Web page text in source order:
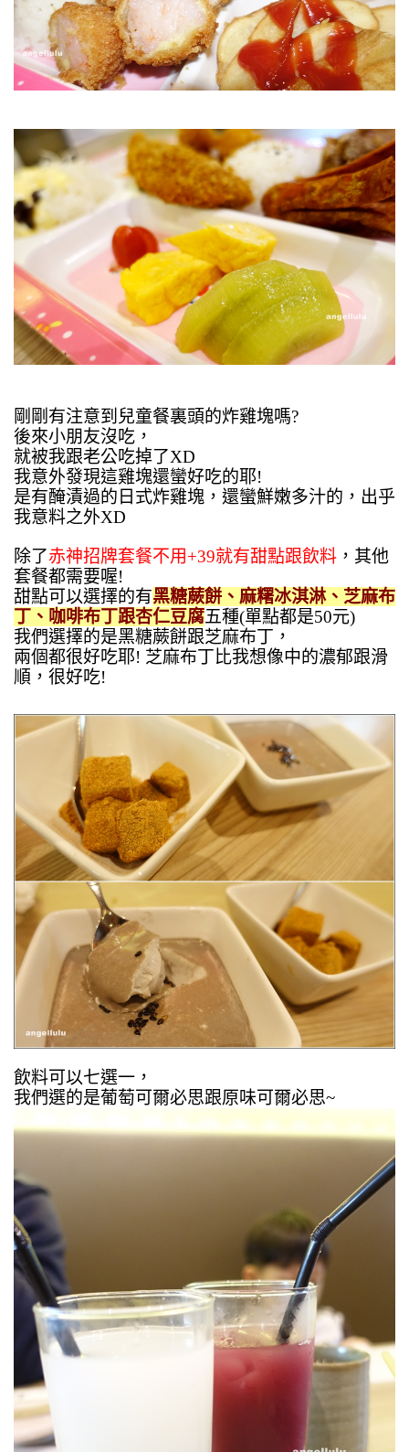
剛剛有注意到兒童餐裏頭的炸雞塊嗎?
後來小朋友沒吃，
就被我跟老公吃掉了XD
我意外發現這雞塊還蠻好吃的耶!
是有醃漬過的日式炸雞塊，還蠻鮮嫩多汁的，出乎
我意料之外XD
除了赤神招牌套餐不用+39就有甜點跟飲料 ，其他
套餐都需要喔!
甜點可以選擇的有黑糖蕨餅、麻糬冰淇淋、芝麻布
丁、咖啡布丁跟杏仁豆腐五種(單點都是50元)
我們選擇的是黑糖蕨餅跟芝麻布丁，
兩個都很好吃耶! 芝麻布丁比我想像中的濃郁跟滑
順，很好吃!
飲料可以七選一，
我們選的是葡萄可爾必思跟原味可爾必思~